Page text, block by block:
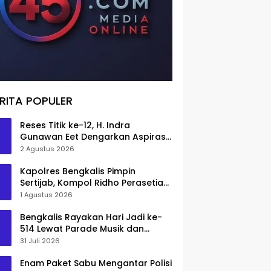
POPULER
Reses Titik ke-12, H. Indra
Gunawan Eet Dengarkan Aspirasi
Senggoro
2 Agustus 2026
Kapolres Bengkalis Pimpin
Sertijab, Kompol Ridho Perasetia
Jadi Wakapolres
1 Agustus 2026
Bengkalis Rayakan Hari Jadi ke-
514 Lewat Parade Musik dan
Pameran Kuliner
31 Juli 2026
Enam Paket Sabu Mengantar Polisi